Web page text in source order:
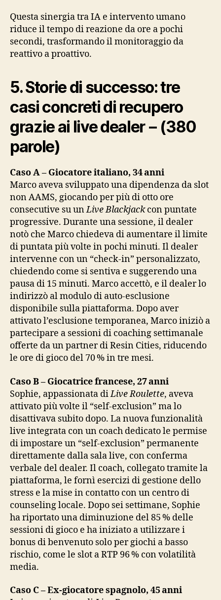
Questa sinergia tra IA e intervento umano
riduce il tempo di reazione da ore a pochi
secondi, trasformando il monitoraggio da
reattivo a proattivo.
5. Storie di successo: tre
casi concreti di recupero
grazie ai live dealer – (380
parole)
Caso A – Giocatore italiano, 34 anni
Marco aveva sviluppato una dipendenza da slot
non AAMS, giocando per più di otto ore
consecutive su unLive Blackjackcon puntate
progressive. Durante una sessione, il dealer
notò che Marco chiedeva di aumentare il limite
di puntata più volte in pochi minuti. Il dealer
intervenne con un “check‑in” personalizzato,
chiedendo come si sentiva e suggerendo una
pausa di 15 minuti. Marco accettò, e il dealer lo
indirizzò al modulo di auto‑esclusione
disponibile sulla piattaforma. Dopo aver
attivato l’esclusione temporanea, Marco iniziò a
partecipare a sessioni di coaching settimanale
offerte da un partner di Resin Cities, riducendo
le ore di gioco del 70 % in tre mesi.
Caso B – Giocatrice francese, 27 anni
Sophie, appassionata diLive Roulette, aveva
attivato più volte il “self‑exclusion” ma lo
disattivava subito dopo. La nuova funzionalità
live integrata con un coach dedicato le permise
di impostare un “self‑exclusion” permanente
direttamente dalla sala live, con conferma
verbale del dealer. Il coach, collegato tramite la
piattaforma, le fornì esercizi di gestione dello
stress e la mise in contatto con un centro di
counseling locale. Dopo sei settimane, Sophie
ha riportato una diminuzione del 85 % delle
sessioni di gioco e ha iniziato a utilizzare i
bonus di benvenuto solo per giochi a basso
rischio, come le slot a RTP 96 % con volatilità
media.
Caso C – Ex‑giocatore spagnolo, 45 anni